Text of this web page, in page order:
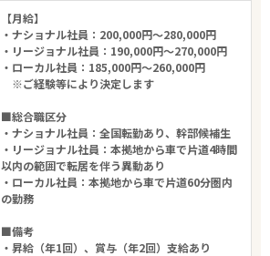
【月給】
・ナショナル社員：200,000円～280,000円
・リージョナル社員：190,000円～270,000円
・ローカル社員：185,000円～260,000円
※ご経験等により決定します
■総合職区分
・ナショナル社員：全国転勤あり、幹部候補生
・リージョナル社員：本拠地から車で片道4時間
以内の範囲で転居を伴う異動あり
・ローカル社員：本拠地から車で片道60分圏内
の勤務
■備考
・昇給（年1回）、賞与（年2回）支給あり